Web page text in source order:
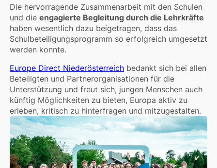
Die hervorragende Zusammenarbeit mit den Schulen
und die engagierte Begleitung durch die Lehrkräfte
haben wesentlich dazu beigetragen, dass das
Schulbeteiligungsprogramm so erfolgreich umgesetzt
werden konnte.
Europe Direct Niederösterreich bedankt sich bei allen
Beteiligten und Partnerorganisationen für die
Unterstützung und freut sich, jungen Menschen auch
künftig Möglichkeiten zu bieten, Europa aktiv zu
erleben, kritisch zu hinterfragen und mitzugestalten.